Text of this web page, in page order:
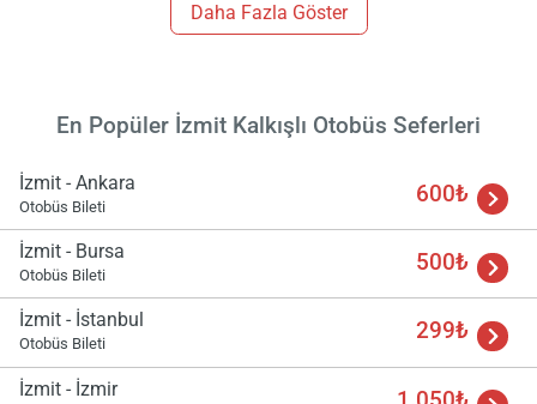
Daha Fazla Göster
En Popüler İzmit Kalkışlı Otobüs Seferleri
İzmit - Ankara
Otobüs Bileti 600₺
İzmit - Bursa
Otobüs Bileti 500₺
İzmit - İstanbul
Otobüs Bileti 299₺
İzmit - İzmir